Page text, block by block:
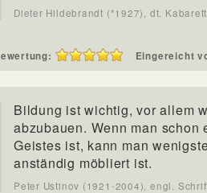
Dieter Hildebrandt (*1927), dt.
Eingereicht
Bildung ist wichtig, vor allem
abzubauen. Wenn man
Geistes ist, kann man
anständig möbliert ist.
Peter Ustinov (1921-2004), engl.